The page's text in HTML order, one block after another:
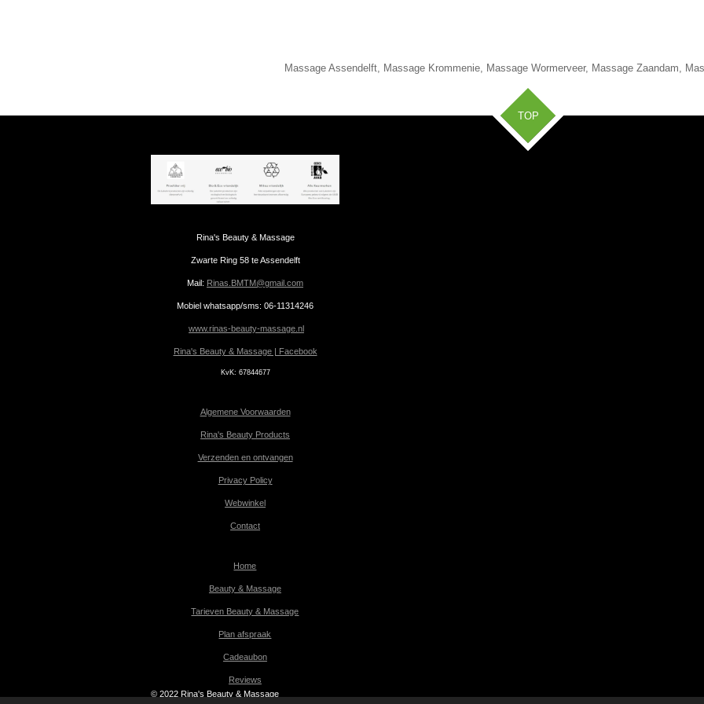
Massage Assendelft, Massage Krommenie, Massage Wormerveer, Massage Zaandam,
TOP
Rina's Beauty & Massage
Zwarte Ring 58 te Assendelft
Mail: Rinas.BMTM@gmail.com
Mobiel whatsapp/sms: 06-11314246
www.rinas-beauty-massage.nl
Rina's Beauty & Massage | Facebook
KvK: 67844677
Algemene Voorwaarden
Rina's Beauty Products
Verzenden en ontvangen
Privacy Policy
Webwinkel
Contact
Home
Beauty & Massage
Tarieven Beauty & Massage
Plan afspraak
Cadeaubon
Reviews
© 2022 Rina's Beauty & Massage